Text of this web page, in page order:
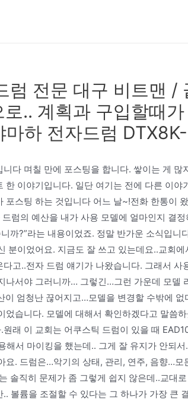
럼 전문 대구 비트맨 /
로.. 계획과 구입할때
마하 전자드럼
니다 며칠 만에 포스팅을 합니다. 쌓이는 게
한 이야기입니다. 일단 여기는 전에 다른 이
포스팅 하는 것입니다 어느 날~!전화 한통이
드럼의 예산을 내가 사용 모델에 얼마인지 결
까?”라는 내용이었죠. 정말 반가운 소식입니
분이었어요. 지금도 잘 쓰고 있는데요..교회
다고..전자 드럼 얘기가 나왔습니다. 그래서
나서야 그러니까… 그렇긴…그런 가운데 모델
엄청난 끊어지고…모델을 변경할 수밖에 없
었습니다. 모델에 대해서 확인하겠다고 말씀
래 이 교회는 어쿠스틱 드럼이 있을 때
해서 마이킹을 했는데.. 그게 잘 유지가 안되
요. 드럼은…악기의 상태, 관리, 연주, 음향…
솔직히 문제가 좀 그렇게 쉽지 않은데..교대
볼륨을 조절할 수 있다는 그 하나가 가장 큰